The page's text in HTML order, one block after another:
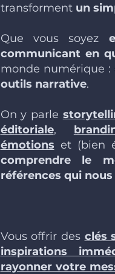
transforment un
Que vous soyez
communicant en
monde numérique :
outils narrative.
On y parle
éditoriale,
émotions et (bien
comprendre le
références qui
Vous offrir des clés
inspirations
rayonner votre